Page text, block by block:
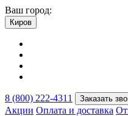
Ваш город:
Киров
8 (800) 222-4311 Заказать
Акции Оплата и доставка